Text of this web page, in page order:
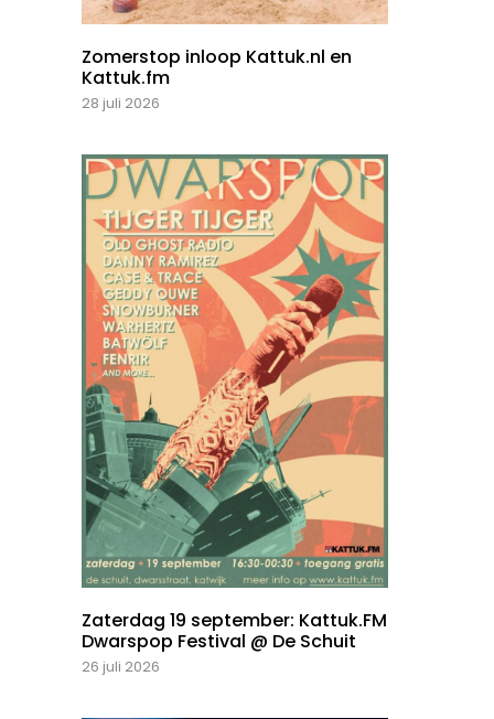
Zomerstop inloop Kattuk.nl en
Kattuk.fm
28 juli 2026
Zaterdag 19 september: Kattuk.FM
Dwarspop Festival @ De Schuit
26 juli 2026